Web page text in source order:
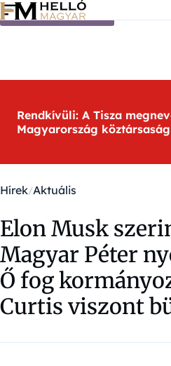
Ugrás a tartalomra
Rendkívüli: A Tisza
Magyarország
Hírek Aktuális
Elon Musk
Magyar Péter
Ő fog
Curtis viszont